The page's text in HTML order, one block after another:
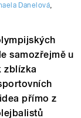
Danelová,
samozřejmě u
zblízka
přímo z